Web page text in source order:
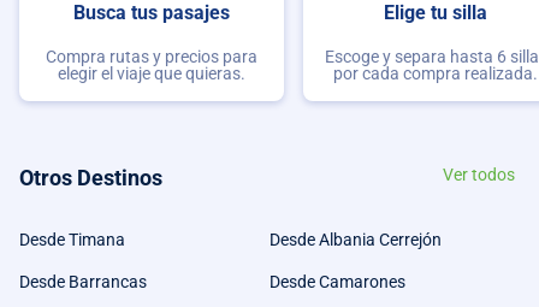
Busca tus pasajes
Compra rutas y precios para
elegir el viaje que quieras.
Elige tu silla
Escoge y separa hasta 6
por cada compra realizada.
Otros Destinos Ver todos
Desde Timana Desde Albania Cerrejón
Desde Barrancas Desde Camarones